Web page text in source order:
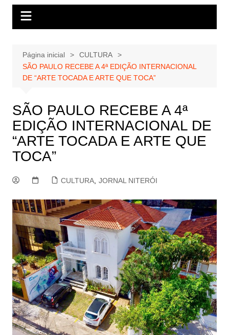
Página inicial
CULTURA
SÃO PAULO RECEBE A 4ª EDIÇÃO INTERNACIONAL
DE “ARTE TOCADA E ARTE QUE TOCA”
SÃO PAULO RECEBE A 4ª
EDIÇÃO INTERNACIONAL DE
“ARTE TOCADA E ARTE QUE
TOCA”
CULTURA, JORNAL NITERÓI